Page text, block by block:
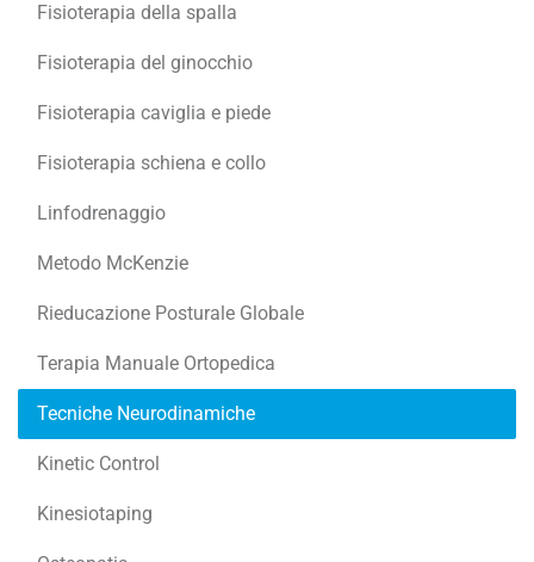
Fisioterapia della spalla
Fisioterapia del ginocchio
Fisioterapia caviglia e piede
Fisioterapia schiena e collo
Linfodrenaggio
Metodo McKenzie
Rieducazione Posturale Globale
Terapia Manuale Ortopedica
Tecniche Neurodinamiche
Kinetic Control
Kinesiotaping